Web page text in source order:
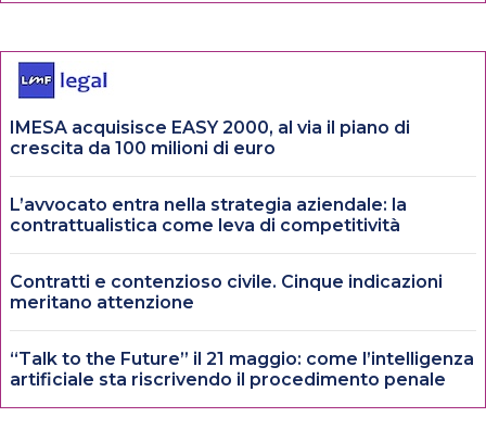
IMESA acquisisce EASY 2000, al via il piano di
crescita da 100 milioni di euro
L’avvocato entra nella strategia aziendale: la
contrattualistica come leva di competitività
Contratti e contenzioso civile. Cinque indicazioni
meritano attenzione
“Talk to the Future” il 21 maggio: come l’intelligenza
artificiale sta riscrivendo il procedimento penale